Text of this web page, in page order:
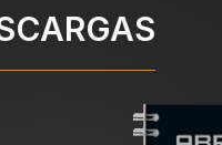
– 1328 °F),